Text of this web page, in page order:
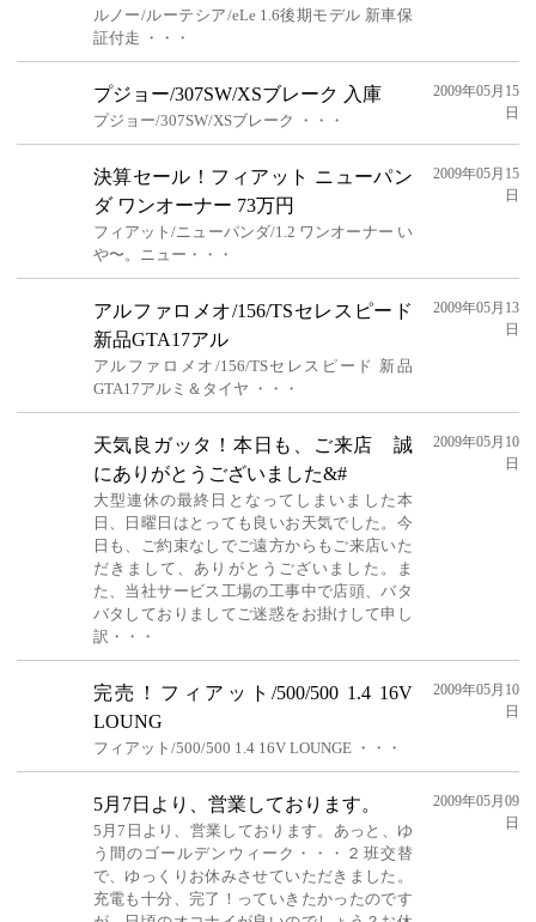
ルノー/ルーテシア/eLe 1.6後期モデル 新車保
証付走 ・・・
プジョー/307SW/XSブレーク 入庫
プジョー/307SW/XSブレーク ・・・
2009年05月15
日
決算セール！フィアット ニューパン
ダ ワンオーナー 73万円
フィアット/ニューパンダ/1.2 ワンオーナー い
や〜。ニュー・・・
2009年05月15
日
アルファロメオ/156/TSセレスピード
新品GTA17アル
アルファロメオ/156/TSセレスピード 新品
GTA17アルミ＆タイヤ ・・・
2009年05月13
日
天気良ガッタ！本日も、ご来店 誠
にありがとうございました&#
大型連休の最終日となってしまいました本
日、日曜日はとっても良いお天気でした。今
日も、ご約束なしでご遠方からもご来店いた
だきまして、ありがとうございました。ま
た、当社サービス工場の工事中で店頭、バタ
バタしておりましてご迷惑をお掛けして申し
訳・・・
2009年05月10
日
完売！フィアット/500/500 1.4 16V
LOUNG
フィアット/500/500 1.4 16V LOUNGE ・・・
2009年05月10
日
5月7日より、営業しております。
5月7日より、営業しております。あっと、ゆ
う間のゴールデンウィーク・・・２班交替
で、ゆっくりお休みさせていただきました。
充電も十分、完了！っていきたかったのです
2009年05月09
日